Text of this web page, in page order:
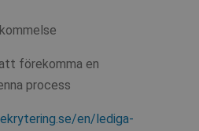
förekomma en
process
en/lediga-